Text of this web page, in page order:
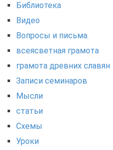
Библиотека
Видео
Вопросы и письма.
всеясветная грамота
грамота древних славян
Записи семинаров
Мысли
статьи
Схемы
Уроки